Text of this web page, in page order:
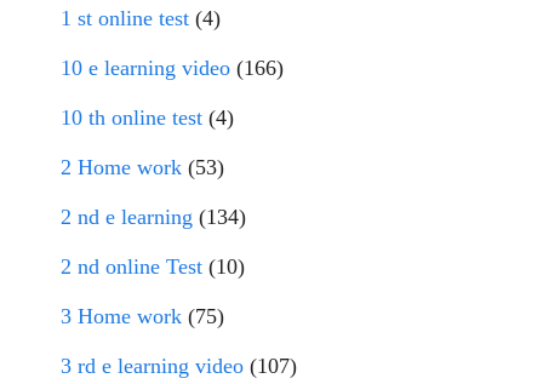
1 st online test (4)
10 e learning video (166)
10 th online test (4)
2 Home work (53)
2 nd e learning (134)
2 nd online Test (10)
3 Home work (75)
3 rd e learning video (107)